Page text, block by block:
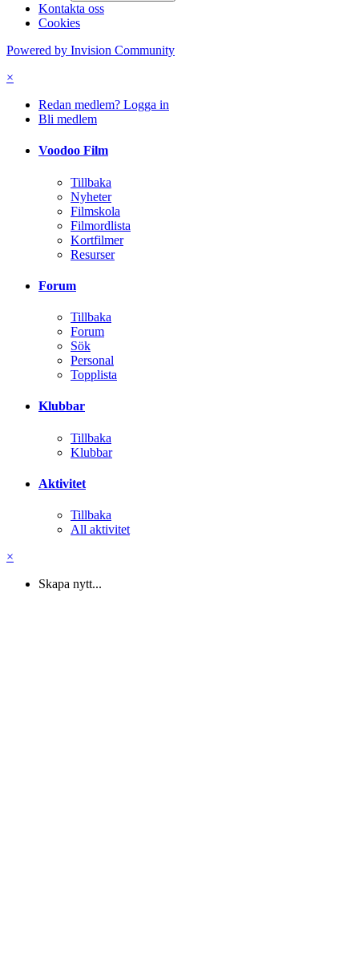
Kontakta oss
Cookies
Powered by Invision Community
×
Redan medlem? Logga in
Bli medlem
Voodoo Film
Tillbaka
Nyheter
Filmskola
Filmordlista
Kortfilmer
Resurser
Forum
Tillbaka
Forum
Sök
Personal
Topplista
Klubbar
Tillbaka
Klubbar
Aktivitet
Tillbaka
All aktivitet
×
Skapa nytt...